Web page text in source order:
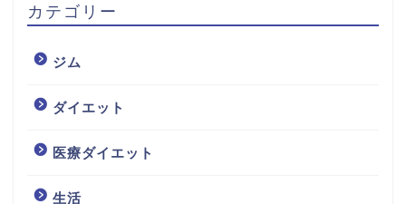
カテゴリー
ジム
ダイエット
医療ダイエット
生活